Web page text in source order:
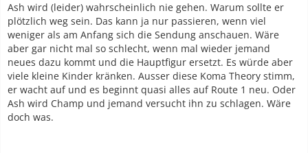
Ash wird (leider) wahrscheinlich nie gehen. Warum sollte er
plötzlich weg sein. Das kann ja nur passieren, wenn viel
weniger als am Anfang sich die Sendung anschauen. Wäre
aber gar nicht mal so schlecht, wenn mal wieder jemand
neues dazu kommt und die Hauptfigur ersetzt. Es würde aber
viele kleine Kinder kränken. Ausser diese Koma Theory stimm,
er wacht auf und es beginnt quasi alles auf Route 1 neu. Oder
Ash wird Champ und jemand versucht ihn zu schlagen. Wäre
doch was.